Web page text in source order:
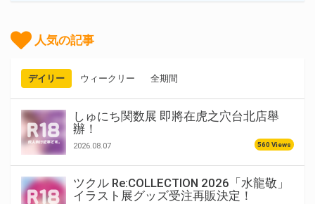
人気の記事
デイリー ウィークリー 全期間
しゅにち関数展 即將在虎之穴台北店舉
辦！
2026.08.07 560 Views
ツクル Re:COLLECTION 2026「水龍敬」
イラスト展グッズ受注再販決定！